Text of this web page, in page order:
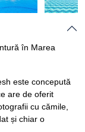
în Marea
este concepută
are de oferit
cu cămile,
și chiar o